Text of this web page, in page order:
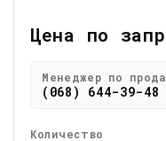
Цена по
Менеджер по
(068) 644-39-48
Количество